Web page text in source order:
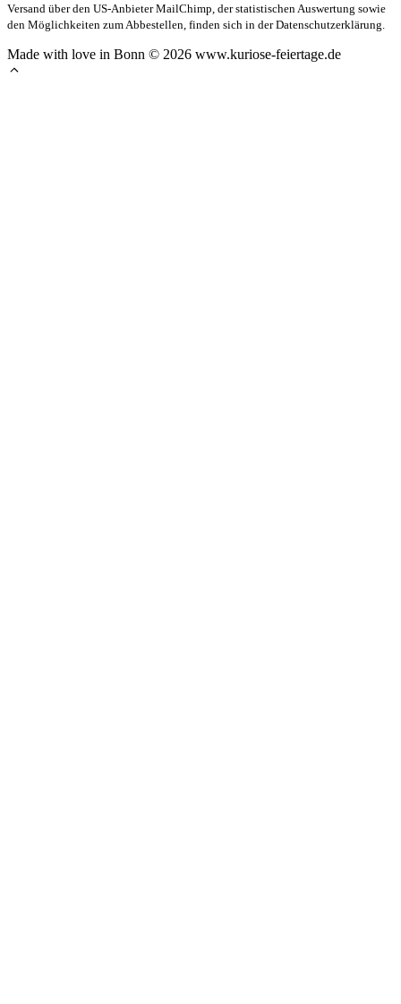
Versand über den US-Anbieter MailChimp, der statistischen Auswertung sowie
den Möglichkeiten zum Abbestellen, finden sich in der Datenschutzerklärung.
Made with love in Bonn © 2026 www.kuriose-feiertage.de